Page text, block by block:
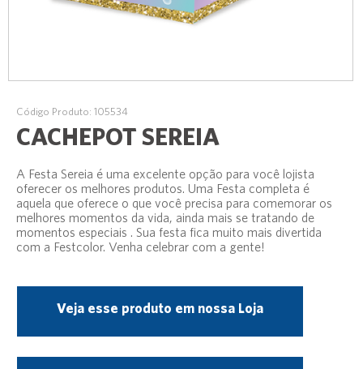
Código Produto: 105534
CACHEPOT SEREIA
A Festa Sereia é uma excelente opção para você lojista
oferecer os melhores produtos. Uma Festa completa é
aquela que oferece o que você precisa para comemorar os
melhores momentos da vida, ainda mais se tratando de
momentos especiais . Sua festa fica muito mais divertida
com a Festcolor. Venha celebrar com a gente!
Veja esse produto em nossa Loja